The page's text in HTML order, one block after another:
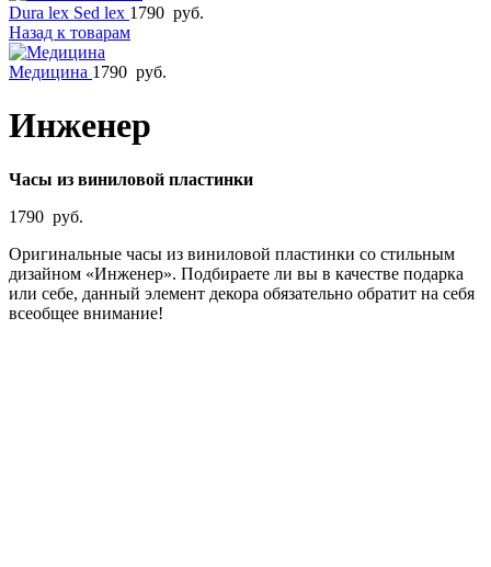
Dura lex Sed lex 1790 руб.
Назад к товарам
Медицина 1790 руб.
Инженер
Часы из виниловой пластинки
1790 руб.
Оригинальные часы из виниловой пластинки со стильным
дизайном «Инженер». Подбираете ли вы в качестве подарка
или себе, данный элемент декора обязательно обратит на себя
всеобщее внимание!